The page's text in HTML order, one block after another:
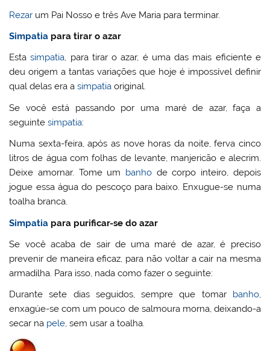
Rezar um Pai Nosso e três Ave Maria para terminar.
Simpatia para tirar o azar
Estasimpatia, para tirar o azar, é uma das mais eficiente e
deu origem a tantas variações que hoje é impossível definir
qual delas era asimpatia original.
Se você está passando por uma maré de azar, faça a
seguintesimpatia:
Numa sexta-feira, após as nove horas da noite, ferva cinco
litros de água com folhas de levante, manjericão e alecrim.
Deixe amornar. Tome um banho de corpo inteiro, depois
jogue essa água do pescoço para baixo. Enxugue-se numa
toalha branca.
Simpatia para purificar-se do azar
Se você acaba de sair de uma maré de azar, é preciso
prevenir de maneira eficaz, para não voltar a cair na mesma
armadilha. Para isso, nada como fazer o seguinte:
Durante sete dias seguidos, sempre que tomar
banho,
enxagúe-se com um pouco de salmoura morna, deixando-a
secar na pele, sem usar a toalha.